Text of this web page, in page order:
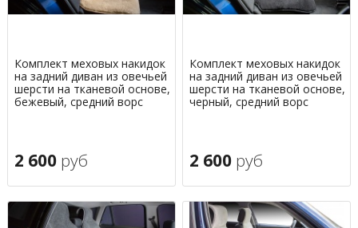
Комплект меховых накидок
на задний диван из овечьей
шерсти на тканевой основе,
бежевый, средний ворс
2 600 руб
Комплект меховых накидок
на задний диван из овечьей
шерсти на тканевой основе,
черный, средний ворс
2 600 руб